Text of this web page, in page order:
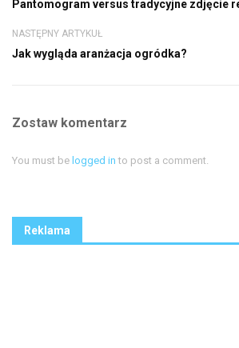
Pantomogram versus tradycyjne zdjęcie
NASTĘPNY ARTYKUŁ
Jak wygląda aranżacja ogródka?
Zostaw komentarz
You must be logged in to post a comment.
Reklama